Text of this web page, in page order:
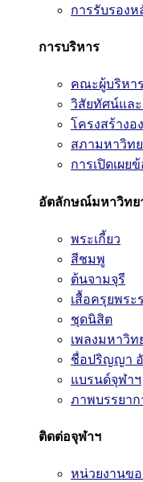
การรับรองห
การบริหาร
คณะผู้บริหาร
วิสัยทัศน์แล
โครงสร้างอ
สภามหาวิท
การเปิดเผย
อัตลักษณ์มหาวิทย
พระเกี้ยว
สีชมพู
ต้นจามจุรี
เสื้อครุยพร
ชุดนิสิต
เพลงมหาวิท
ชื่อปริญญา
แบรนด์จุฬาฯ
ภาพบรรยาก
ติดต่อจุฬาฯ
หน่วยงานขอ